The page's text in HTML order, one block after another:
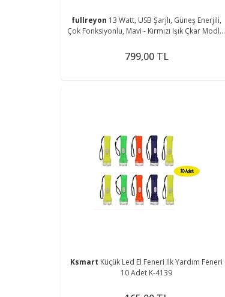
fullreyon 13 Watt, USB Şarjlı, Güneş Enerjili,
Çok Fonksiyonlu, Mavi - Kırmızı Işık Çkar Modlu,
799,00 TL
Ksmart Küçük Led El Feneri Ilk Yardım Feneri
10 Adet K-4139